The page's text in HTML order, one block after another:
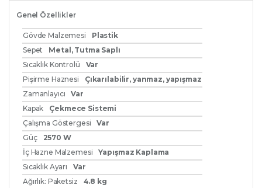
Genel Özellikler
Gövde Malzemesi
Plastik
Sepet
Metal, Tutma Saplı
Sıcaklık Kontrolü
Var
Pişirme Haznesi
Çıkarılabilir, yanmaz, yapışmaz
Zamanlayıcı
Var
Kapak
Çekmece Sistemi
Çalışma Göstergesi
Var
Güç
2570 W
İç Hazne Malzemesi
Yapışmaz Kaplama
Sıcaklık Ayarı
Var
Ağırlık: Paketsiz
4.8 kg